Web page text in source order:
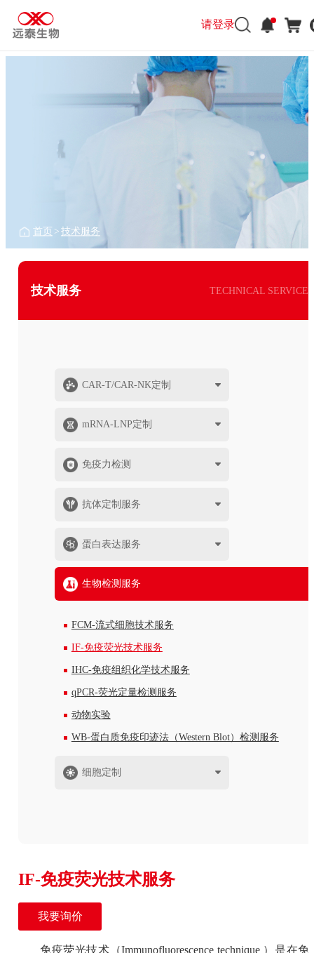
请登录
技术服务 TECHNICAL SERVICE
首页 > 技术服务
CAR-T/CAR-NK定制
mRNA-LNP定制
免疫力检测
抗体定制服务
蛋白表达服务
生物检测服务
FCM-流式细胞技术服务
IF-免疫荧光技术服务
IHC-免疫组织化学技术服务
qPCR-荧光定量检测服务
动物实验
WB-蛋白质免疫印迹法（Western Blot）检测服务
细胞定制
IF-免疫荧光技术服务
我要询价
免疫荧光技术（Immunofluorescence technique ）是在免